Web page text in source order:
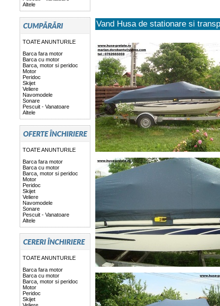
Altele
TOATE ANUNTURILE
Barca fara motor
Barca cu motor
Barca, motor si peridoc
Motor
Peridoc
Skijet
Veliere
Navomodele
Sonare
Pescuit - Vanatoare
Altele
TOATE ANUNTURILE
Barca fara motor
Barca cu motor
Barca, motor si peridoc
Motor
Peridoc
Skijet
Veliere
Navomodele
Sonare
Pescuit - Vanatoare
Altele
TOATE ANUNTURILE
Barca fara motor
Barca cu motor
Barca, motor si peridoc
Motor
Peridoc
Skijet
Vand Husa de stationare si